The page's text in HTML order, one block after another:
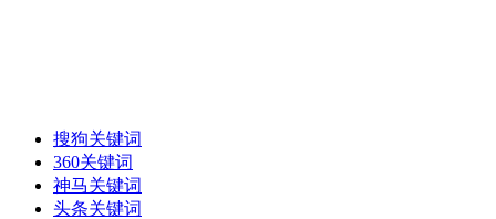
搜狗关键词
360关键词
神马关键词
头条关键词